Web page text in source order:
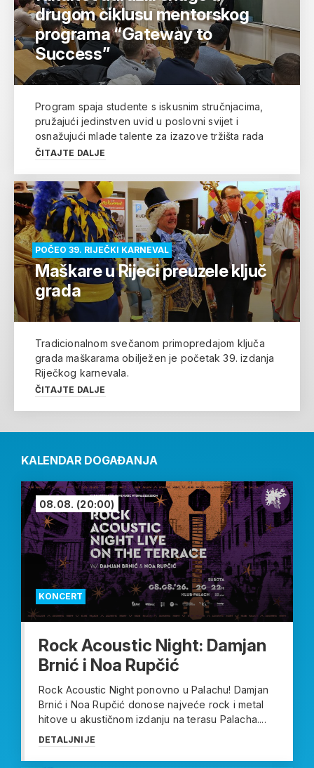
drugom ciklusu mentorskog
programa “Gateway to
Success”
Program spaja studente s iskusnim stručnjacima,
pružajući jedinstven uvid u poslovni svijet i
osnažujući mlade talente za izazove tržišta rada
ČITAJTE DALJE
POČEO 39. RIJEČKI KARNEVAL
Maškare u Rijeci preuzele ključ
grada
Tradicionalnom svečanom primopredajom ključa
grada maškarama obilježen je početak 39. izdanja
Riječkog karnevala.
ČITAJTE DALJE
KALENDAR DOGAĐANJA
KONCERT
08.08. (20:00)
Rock Acoustic Night: Damjan
Brnić i Noa Rupčić
Rock Acoustic Night ponovno u Palachu! Damjan
Brnić i Noa Rupčić donose najveće rock i metal
hitove u akustičnom izdanju na terasu Palacha....
DETALJNIJE